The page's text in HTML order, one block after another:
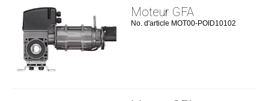
Moteur GFA
No. d'article MOT00-POID10102